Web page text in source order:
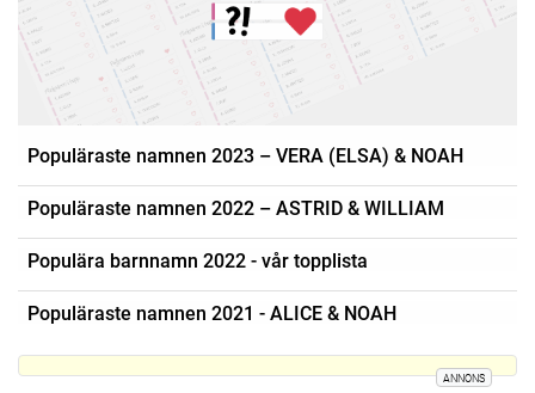
Populäraste namnen 2023 – VERA (ELSA) & NOAH
Populäraste namnen 2022 – ASTRID & WILLIAM
Populära barnnamn 2022 - vår topplista
Populäraste namnen 2021 - ALICE & NOAH
ANNONS